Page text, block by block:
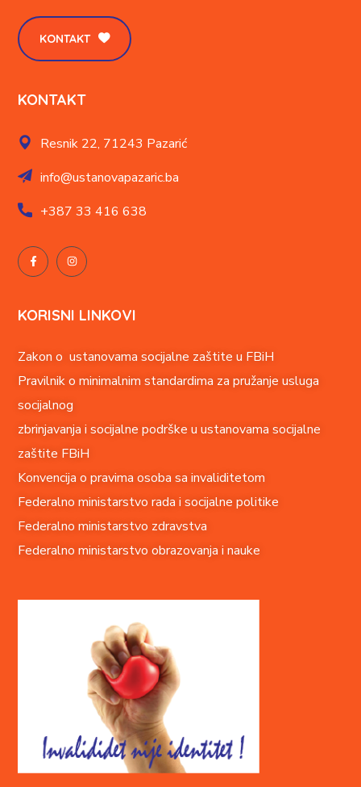
KONTAKT
KONTAKT
Resnik 22, 71243 Pazarić
info@ustanovapazaric.ba
+38733 416 638
KORISNI LINKOVI
Zakon o ustanovama socijalne zaštite u FBiH
Pravilnik o minimalnim standardima za pružanje usluga
socijalnog
zbrinjavanja i socijalne podrške u ustanovama socijalne
zaštite FBiH
Konvencija o pravima osoba sa invaliditetom
Federalno ministarstvo rada i socijalne politike
Federalno ministarstvo zdravstva
Federalno ministarstvo obrazovanja i nauke